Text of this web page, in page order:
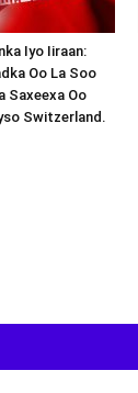
Iyo Iiraan:
Oo La Soo
Saxeexa Oo
Switzerland.